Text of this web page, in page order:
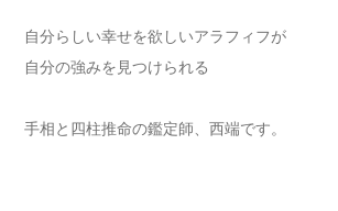
自分らしい幸せを欲しいアラフィフが
自分の強みを見つけられる
手相と四柱推命の鑑定師、西端です。